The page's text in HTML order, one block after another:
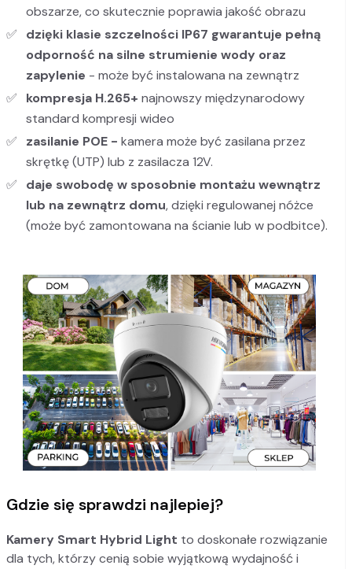
obszarze, co skutecznie poprawia jakość obrazu
dzięki klasie szczelności IP67 gwarantuje pełną
odporność na silne strumienie wody oraz
zapylenie - może być instalowana na zewnątrz
kompresja H.265+ najnowszy międzynarodowy
standard kompresji wideo
zasilanie POE - kamera może być zasilana przez
skrętkę (UTP) lub z zasilacza 12V.
daje swobodę w sposobnie montażu wewnątrz
lub na zewnątrz domu, dzięki regulowanej nóżce
(może być zamontowana na ścianie lub w podbitce).
Gdzie się sprawdzi najlepiej?
Kamery Smart Hybrid Light to doskonałe rozwiązanie
dla tych, którzy cenią sobie wyjątkową wydajność i